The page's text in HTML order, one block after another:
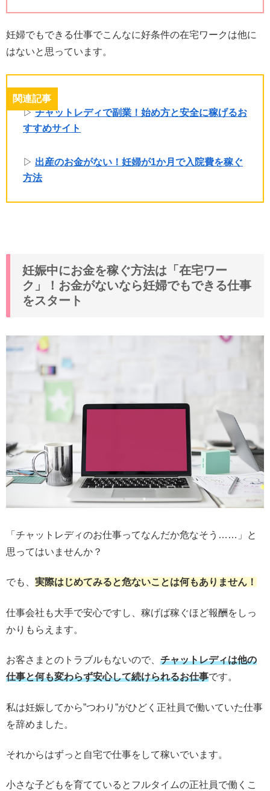
妊婦でもできる仕事でこんなに好条件の在宅ワークは他に
はないと思っています。
関連記事
▷チャットレディで副業！始め方と安全に稼げるお
すすめサイト
▷ 出産のお金がない！妊婦が1か月で入院費を稼ぐ
方法
妊娠中にお金を稼ぐ方法は「在宅ワー
ク」！お金がないなら妊婦でもできる仕事
をスタート
「チャットレディのお仕事ってなんだか危なそう……」と
思ってはいませんか？
でも、 実際はじめてみると危ないことは何もありません！
仕事会社も大手で安心ですし、稼げば稼ぐほど報酬をしっ
かりもらえます。
お客さまとのトラブルもないので、 チャットレディは他の
仕事と何も変わらず安心して続けられるお仕事です。
私は妊娠してから”つわり”がひどく正社員で働いていた仕事
を辞めました。
それからはずっと自宅で仕事をして稼いでいます。
小さな子どもを育てているとフルタイムの正社員で働くこ